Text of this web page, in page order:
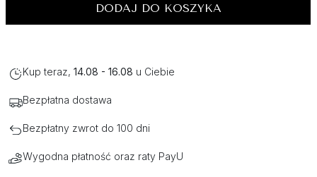
DODAJ DO KOSZYKA
Kup teraz, 14.08 - 16.08 u Ciebie
Bezpłatna dostawa
Bezpłatny zwrot do 100 dni
Wygodna płatność oraz raty PayU